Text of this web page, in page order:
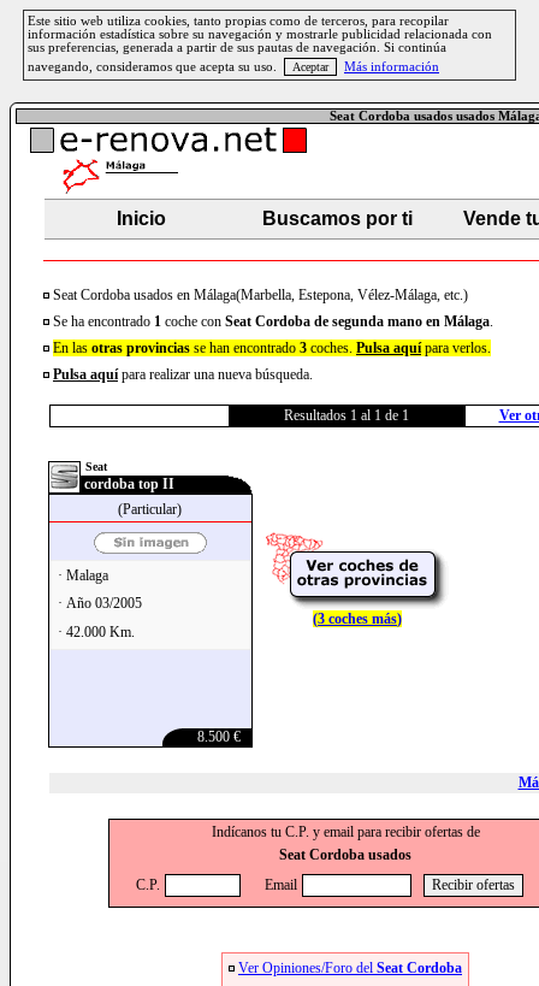
Este sitio web utiliza cookies, tanto propias como de terceros, para recopilar
información estadística sobre su navegación y mostrarle publicidad relacionada con
sus preferencias, generada a partir de sus pautas de navegación. Si continúa
navegando, consideramos que acepta su uso.
Más información
Seat Cordoba usados usados
Inicio Buscamos por ti Vende
Seat Cordoba usados en Málaga(Marbella, Estepona, Vélez-Málaga, etc.)
Se ha encontrado 1 coche con Seat Cordoba de segunda mano en Málaga.
En las otras provincias se han encontrado 3 coches. Pulsa aquípara verlos.
Pulsa aquípara realizar una nueva búsqueda.
Resultados 1 al 1 de 1 Ver
Seat
cordoba top II
(Particular)
· Malaga
· Año 03/2005
· 42.000 Km.
8.500 €
(3 coches más)
Indícanos tu C.P. y email para recibir ofertas de
Seat Cordoba usados
C.P.
Email
Ver Opiniones/Foro del Seat Cordoba